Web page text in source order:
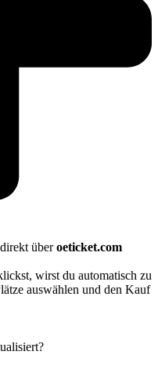
überoeticket.com
wirst du automatisch zu
auswählen und den Kauf